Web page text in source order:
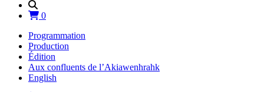
0
Programmation
Production
Édition
Aux confluents de l’Akiawenhrahk
English